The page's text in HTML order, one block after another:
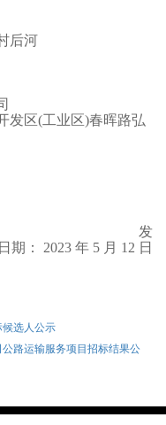
后河
发区(工业区)春晖路弘
发
日期 ： 2023 年 5 月 12 日
选人公示
路运输服务项目招标结果公